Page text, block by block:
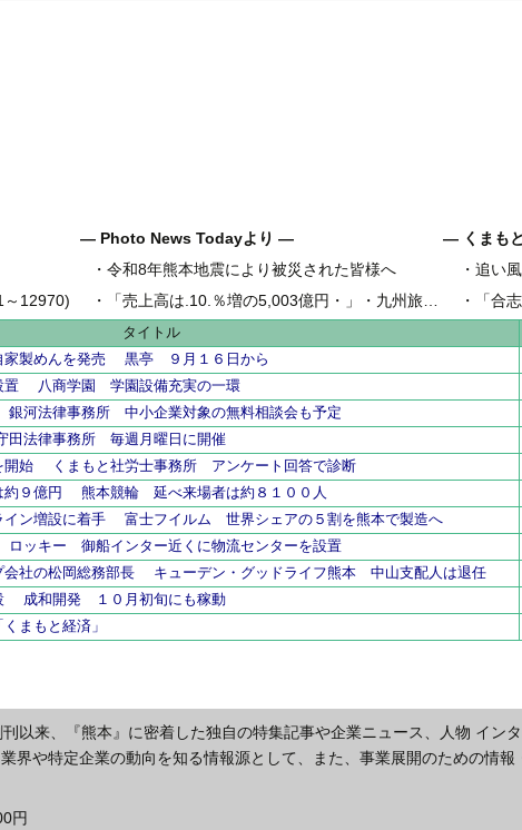
― Photo News Todayより ―
・令和8年熊本地震により被災された皆様へ
・
「売上高は.10.％増の5,003億円・」・九州旅客鉄道の古宮洋二社長
― くまも
・追い
県内地
・
「合
県内工
～12970)
タイトル
家製めんを発売 黒亭 ９月１６日から
置 八商学園 学園設備充実の一環
河法律事務所 中小企業対象の無料相談会も予定
田法律事務所 毎週月曜日に開催
開始 くまもと社労士事務所 アンケート回答で診断
約９億円 熊本競輪 延べ来場者は約８１００人
イン増設に着手 富士フイルム 世界シェアの５割を熊本で製造へ
ッキー 御船インター近くに物流センターを設置
会社の松岡総務部長 キューデン・グッドライフ熊本 中山支配人は退任
成和開発 １０月初旬にも稼動
まもと経済」
刊以来、『熊本』に密着した独自の特集記事や企業ニュース、人物 イン
界や特定企業の動向を知る情報源として、また、事業展開のための情
円